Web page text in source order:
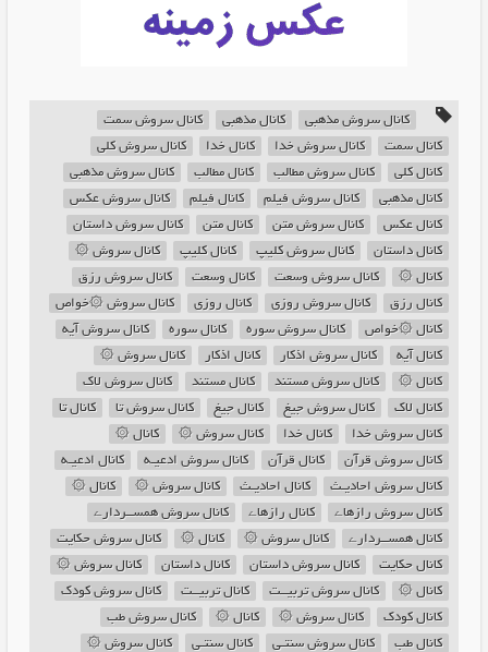
کانال سروش مذهبی کانال مذهبی
کانال سروش سمت
کانال سمت
کانال سروش خدا کانال خدا
کانال سروش کلی
کانال کلی
کانال سروش مطالب کانال مطالب
کانال سروش مذهبی
کانال مذهبی
کانال سروش فیلم کانال فیلم
کانال سروش عکس
کانال عکس
کانال سروش متن کانال متن
کانال سروش داستان
کانال داستان
کانال سروش کلیپ کانال کلیپ
کانال سروش ۞
کانال ۞
کانال سروش وسعت کانال وسعت
کانال سروش رزق
کانال رزق
کانال سروش روزی کانال روزی
کانال سروش ۞خواص
کانال ۞خواص
کانال سروش سوره کانال سوره
کانال سروش آیه
کانال آیه
کانال سروش اذکار کانال اذکار
کانال سروش ۞
کانال ۞
کانال سروش مستند کانال مستند
کانال سروش لاک
کانال لاک
کانال سروش جیغ کانال جیغ کانال سروش تا
کانال تا
کانال سروش خدا
کانال خدا کانال سروش ۞
کانال ۞
کانال سروش قرآن
کانال قرآن کانال سروش ادعیـه
کانال ادعیـه
کانال سروش احادیـث
کانال احادیـث کانال سروش ۞
کانال ۞
کانال سروش رازهاے
کانال رازهاے
کانال سروش همســردارے
کانال همســردارے
کانال سروش ۞ کانال ۞
کانال سروش حکایت
کانال حکایت
کانال سروش داستان کانال داستان
کانال سروش ۞
کانال ۞
کانال سروش تربیــت کانال تربیــت
کانال سروش كودک
کانال كودک
کانال سروش ۞ کانال ۞
کانال سروش طب
کانال طب
کانال سروش سنتـی کانال سنتـی کانال سروش ۞